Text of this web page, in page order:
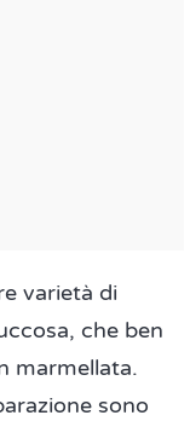
varietà di
che ben
marmellata.
sono